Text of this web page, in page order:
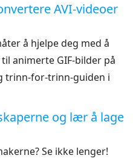
AVI-videoer
å hjelpe deg med å
animerte GIF-bilder på
trinn-for-trinn-guiden i
og lær å lage
Se ikke lenger!